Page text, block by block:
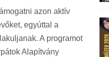
azon aktív
egyúttal a
A programot
Alapítvány